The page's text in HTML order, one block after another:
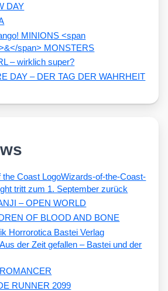
DAY
MINIONS <span
span> MONSTERS
– wirklich super?
DAY – DER TAG DER WAHRHEIT
Wizards-of-the-Coast-
tritt zum 1. September zurück
– OPEN WORLD
OF BLOOD AND BONE
der Zeit gefallen – Bastei und der
RUNNER 2099